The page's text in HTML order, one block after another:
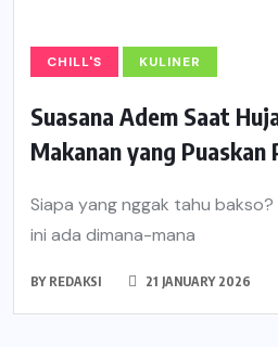
CHILL'S KULINER
Suasana Adem Saat
Makanan yang Puaskan
Siapa yang nggak tahu
ini ada dimana-mana
BY REDAKSI 21 JANUARY 2026